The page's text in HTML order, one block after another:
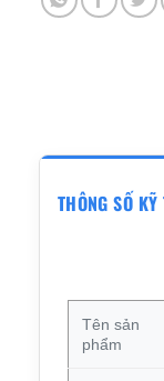
THÔNG SỐ
Tên sản
phẩm